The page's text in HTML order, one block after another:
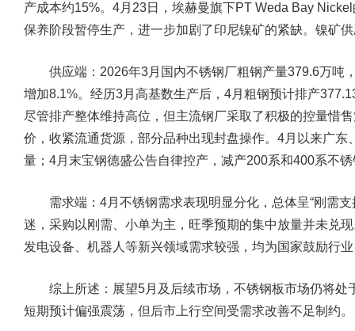
产成本约15%。4月23日，埃赫曼旗下PT Weda Bay
保养阶段暂停生产，进一步加剧了印尼镍矿的紧缺。镍矿
供应端： 2026年3月国内不锈钢厂粗钢产量379.6万吨
增加8.1%。经历3月高基数生产后，4月粗钢预计排产
尽管排产整体维持高位，但主流钢厂采取了积极的控量惜
价，收紧流通货源，部分品种出现封盘操作。4月以来广
量；4月末宝钢德盛公告自律控产，减产200系和400系不
需求端： 4月不锈钢需求表现明显分化，总体呈“刚需
迷，采购以刚需、小单为主，旺季预期的集中放量并未兑
发电设备、机器人等新兴领域需求较强，均为国家鼓励行
综上所述：展望5月及后续市场，不锈钢板市场仍将处于
短期预计偏强震荡，但后市上行空间受需求改善不足制约。